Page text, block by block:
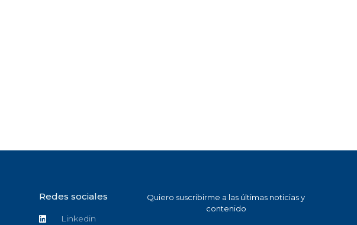
Redes sociales
Linkedin
Quiero suscribirme a las últimas noticias y
contenido